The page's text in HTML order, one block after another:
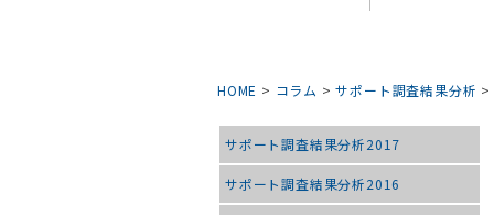
HOME > コラム >サポート調査結果分析 >
サポート調査結果分析2017
サポート調査結果分析2016